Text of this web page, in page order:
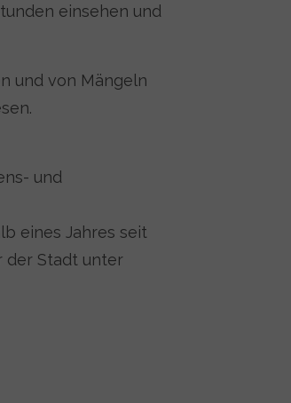
einsehen und
und von Mängeln
und
eines Jahres seit
der Stadt unter